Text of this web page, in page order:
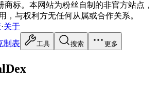
商标。本网站为粉丝自制的非官方站点，
，与权利方无任何从属或合作关系。
·关于
制表 工具 搜索 更多